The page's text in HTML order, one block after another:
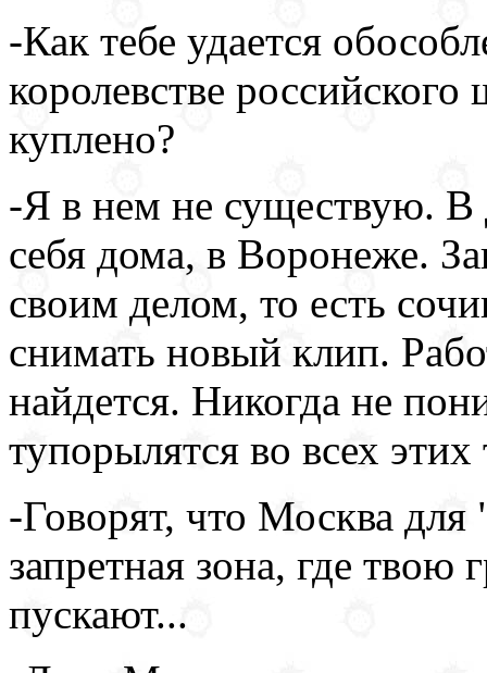
-Как тебе удается
королевстве
куплено?
-Я в нем не существую.
себя дома, в Воронеже.
своим делом, то есть
снимать новый клип.
найдется. Никогда не
тупорылятся во всех этих
-Говорят, что Москва для
запретная зона, где твою
пускают...